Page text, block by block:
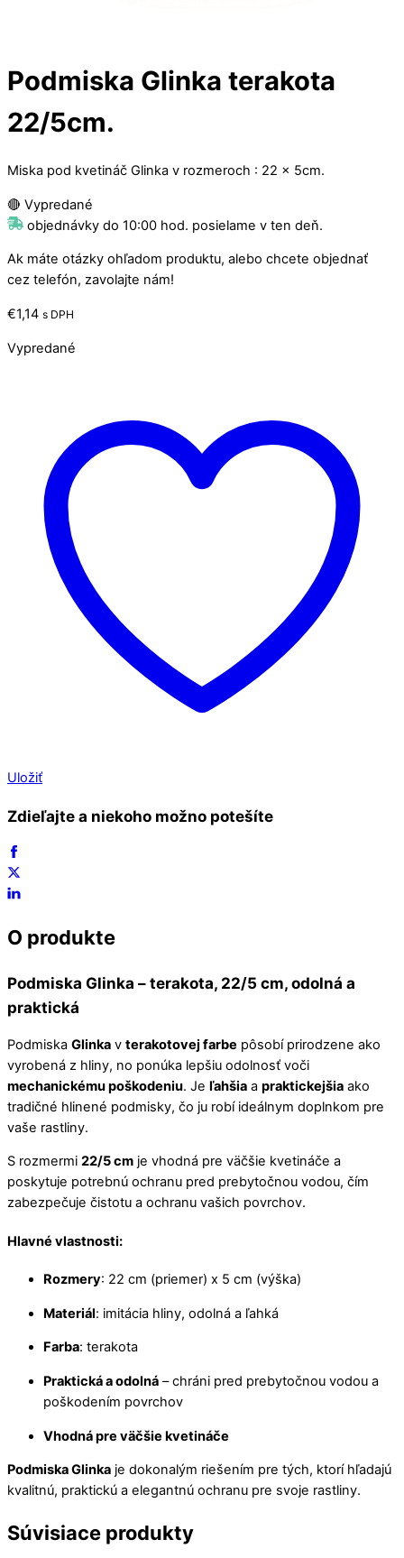
Podmiska Glinka terakota
22/5cm.
Miska pod kvetináč Glinka v rozmeroch : 22 x 5cm.
🔴 Vypredané
objednávky do 10:00 hod. posielame v ten deň.
Ak máte otázky ohľadom produktu, alebo chcete objednať
cez telefón, zavolajte nám!
€1,14 s DPH
Vypredané
Uložiť
Zdieľajte a niekoho možno potešíte
O produkte
Podmiska Glinka – terakota, 22/5 cm, odolná a
praktická
Podmiska Glinka v terakotovej farbe pôsobí prirodzene ako
vyrobená z hliny, no ponúka lepšiu odolnosť voči
mechanickému poškodeniu. Je ľahšia a praktickejšia ako
tradičné hlinené podmisky, čo ju robí ideálnym doplnkom pre
vaše rastliny.
S rozmermi 22/5 cm je vhodná pre väčšie kvetináče a
poskytuje potrebnú ochranu pred prebytočnou vodou, čím
zabezpečuje čistotu a ochranu vašich povrchov.
Hlavné vlastnosti:
Rozmery: 22 cm (priemer) x 5 cm (výška)
Materiál: imitácia hliny, odolná a ľahká
Farba: terakota
Praktická a odolná – chráni pred prebytočnou vodou a
poškodením povrchov
Vhodná pre väčšie kvetináče
Podmiska Glinka je dokonalým riešením pre tých, ktorí hľadajú
kvalitnú, praktickú a elegantnú ochranu pre svoje rastliny.
Súvisiace produkty